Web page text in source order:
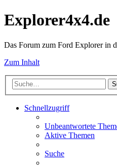
Explorer4x4.de
Das Forum zum Ford Explorer in
Zum Inhalt
Schnellzugriff
Unbeantwortete
Aktive Themen
Suche